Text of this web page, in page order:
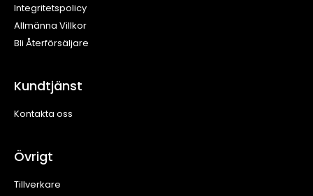
Integritetspolicy
Allmänna Villkor
Bli Återförsäljare
Kundtjänst
Kontakta oss
Övrigt
Tillverkare